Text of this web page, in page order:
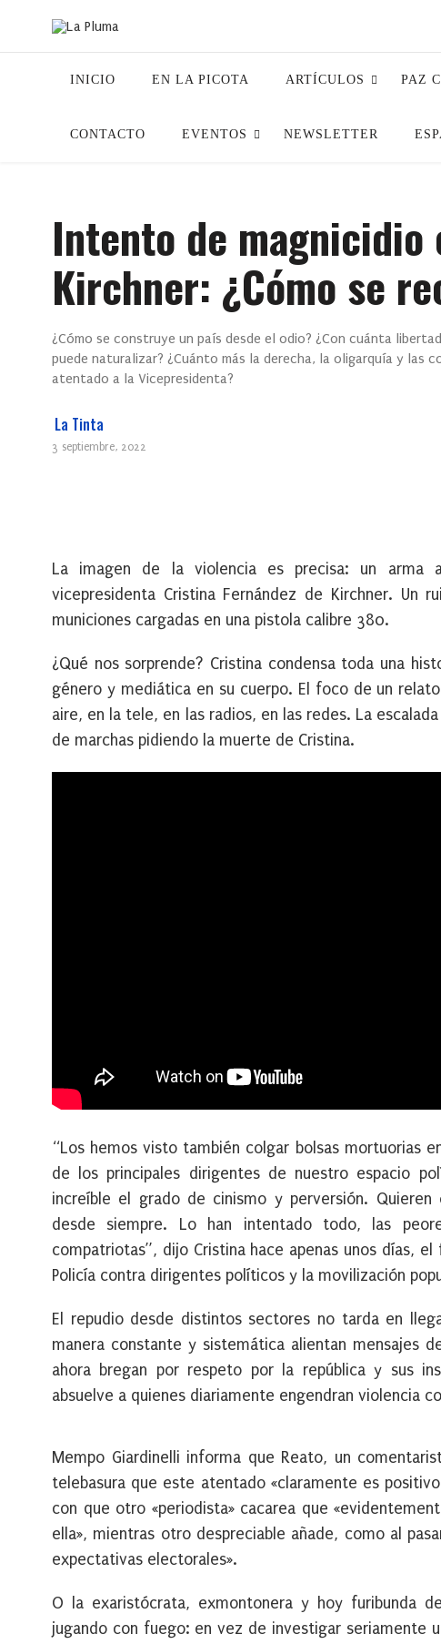
INICIO EN LA PICOTA ARTÍCULOS PAZ
CONTACTO EVENTOS NEWSLETTER
Intento de magnicidio
Kirchner: ¿Cómo se
¿Cómo se construye un país desde el odio? ¿Con cuánta
puede naturalizar? ¿Cuánto más la derecha, la oligarquía y las
atentado a la Vicepresidenta?
La Tinta
3 septiembre, 2022
La imagen de la violencia es precisa: un
vicepresidenta Cristina Fernández de Kirchner. Un
municiones cargadas en una pistola calibre 380.
¿Qué nos sorprende? Cristina condensa toda una
género y mediática en su cuerpo. El foco de un
aire, en la tele, en las radios, en las redes. La
de marchas pidiendo la muerte de Cristina.
“Los hemos visto también colgar bolsas mortuorias
de los principales dirigentes de nuestro espacio
increíble el grado de cinismo y perversión.
desde siempre. Lo han intentado todo, las
compatriotas”, dijo Cristina hace apenas unos días,
Policía contra dirigentes políticos y la movilización
El repudio desde distintos sectores no tarda en
manera constante y sistemática alientan mensajes
ahora bregan por respeto por la república y sus
absuelve a quienes diariamente engendran violencia
Mempo Giardinelli informa que Reato, un
telebasura que este atentado «claramente es
con que otro «periodista» cacarea que
ella», mientras otro despreciable añade, como al
expectativas electorales».
O la exaristócrata, exmontonera y hoy furibunda
jugando con fuego: en vez de investigar seriamente